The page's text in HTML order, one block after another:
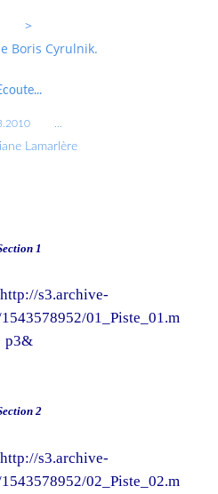
>
Boris Cyrulnik.
Lamarlère
1
s3.archive-
01_Piste_01.m
p3&
2
s3.archive-
02_Piste_02.m